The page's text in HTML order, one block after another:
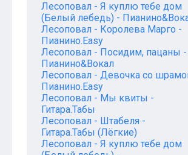
Лесоповал - Я куплю тебе дом
(Белый лебедь) -
Лесоповал - Королева Марго -
Пианино.Easy
Лесоповал - Посидим, пацаны -
Пианино&Вокал
Лесоповал - Девочка со
Пианино.Easy
Лесоповал - Мы квиты -
Гитара.Табы
Лесоповал - Штабеля -
Гитара.Табы (Лёгкие)
Лесоповал - Я куплю тебе дом